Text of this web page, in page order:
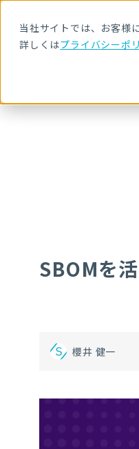
当社サイトでは、お客様
詳しくはプライバシーポ
SBOMを
櫻井 健一